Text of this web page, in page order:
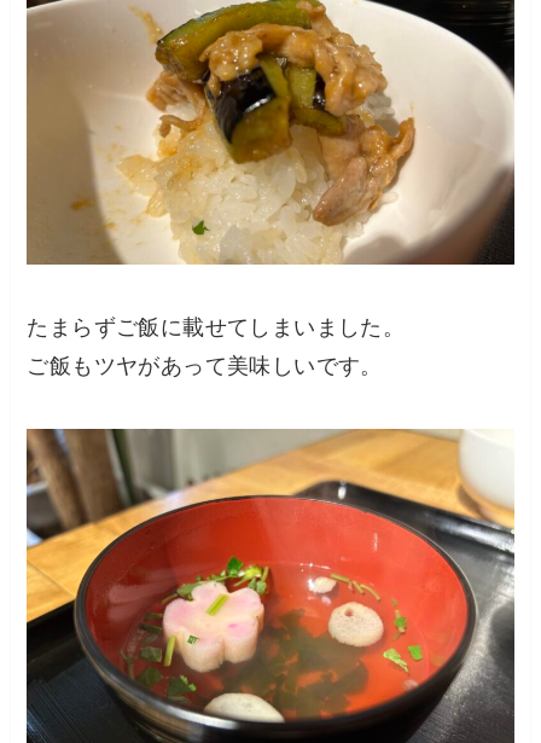
たまらずご飯に載せてしまいました。
ご飯もツヤがあって美味しいです。